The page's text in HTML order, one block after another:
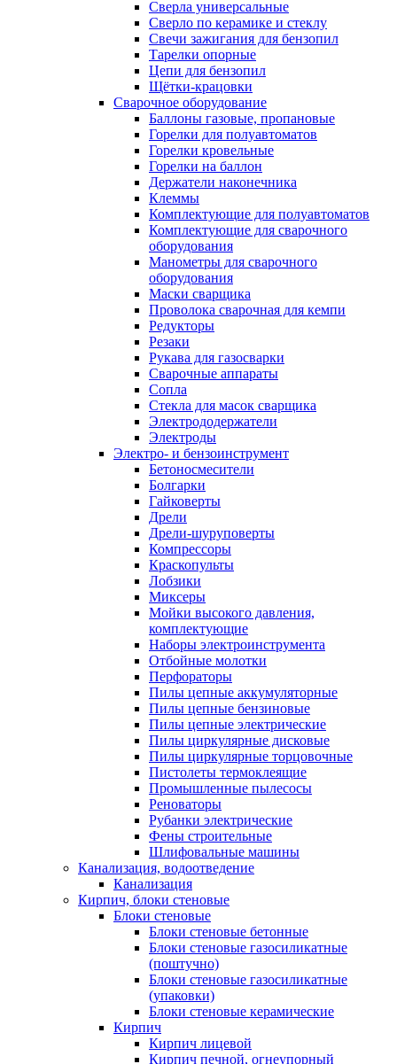
Сверла универсальные
Сверло по керамике и стеклу
Свечи зажигания для бензопил
Тарелки опорные
Цепи для бензопил
Щётки-крацовки
Сварочное оборудование
Баллоны газовые, пропановые
Горелки для полуавтоматов
Горелки кровельные
Горелки на баллон
Держатели наконечника
Клеммы
Комплектующие для полуавтоматов
Комплектующие для сварочного
оборудования
Манометры для сварочного
оборудования
Маски сварщика
Проволока сварочная для кемпи
Редукторы
Резаки
Рукава для газосварки
Сварочные аппараты
Сопла
Стекла для масок сварщика
Электрододержатели
Электроды
Электро- и бензоинструмент
Бетоносмесители
Болгарки
Гайковерты
Дрели
Дрели-шуруповерты
Компрессоры
Краскопульты
Лобзики
Миксеры
Мойки высокого давления,
комплектующие
Наборы электроинструмента
Отбойные молотки
Перфораторы
Пилы цепные аккумуляторные
Пилы цепные бензиновые
Пилы цепные электрические
Пилы циркулярные дисковые
Пилы циркулярные торцовочные
Пистолеты термоклеящие
Промышленные пылесосы
Реноваторы
Рубанки электрические
Фены строительные
Шлифовальные машины
Канализация, водоотведение
Канализация
Кирпич, блоки стеновые
Блоки стеновые
Блоки стеновые бетонные
Блоки стеновые газосиликатные
(поштучно)
Блоки стеновые газосиликатные
(упаковки)
Блоки стеновые керамические
Кирпич
Кирпич лицевой
Кирпич печной, огнеупорный